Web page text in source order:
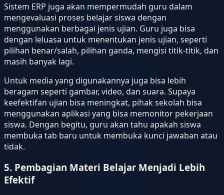
Sistem ERP juga akan mempermudah guru dalam
mengevaluasi proses belajar siswa dengan
menggunakan berbagai jenis ujian. Guru juga bisa
dengan leluasa untuk menentukan jenis ujian, seperti
pilihan benar/salah, pilihan ganda, mengisi titik-titik, dan
masih banyak lagi.
Untuk media yang digunakannya juga bisa lebih
beragam seperti gambar, video, dan suara. Supaya
keefektifan ujian bisa meningkat, pihak sekolah bisa
menggunakan aplikasi yang bisa memonitor pekerjaan
siswa. Dengan begitu, guru akan tahu apakah siswa
membuka tab baru untuk membuka kunci jawaban atau
tidak.
5. Pembagian Materi Belajar Menjadi Lebih
Efektif